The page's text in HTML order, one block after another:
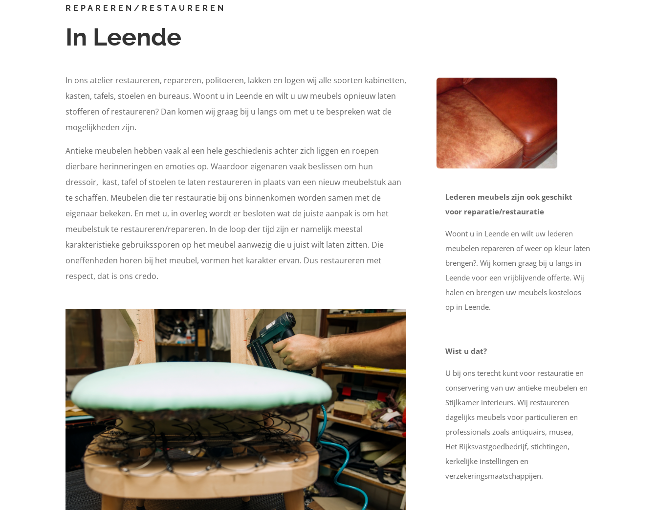
REPAREREN/RESTAUREREN
In Leende
In ons atelier restaureren, repareren, politoeren, lakken en logen wij alle soorten kabinetten,
kasten, tafels, stoelen en bureaus. Woont u in Leende en wilt u uw meubels opnieuw laten
stofferen of restaureren? Dan komen wij graag bij u langs om met u te bespreken wat de
mogelijkheden zijn.
Antieke meubelen hebben vaak al een hele geschiedenis achter zich liggen en roepen
dierbare herinneringen en emoties op. Waardoor eigenaren vaak beslissen om hun
dressoir, kast, tafel of stoelen te laten restaureren in plaats van een nieuw meubelstuk aan
te schaffen. Meubelen die ter restauratie bij ons binnenkomen worden samen met de
eigenaar bekeken. En met u, in overleg wordt er besloten wat de juiste aanpak is om het
meubelstuk te restaureren/repareren. In de loop der tijd zijn er namelijk meestal
karakteristieke gebruikssporen op het meubel aanwezig die u juist wilt laten zitten. Die
oneffenheden horen bij het meubel, vormen het karakter ervan. Dus restaureren met
respect, dat is ons credo.
Lederen meubels zijn ook geschikt
voor reparatie/restauratie
Woont u in Leende en wilt uw lederen
meubelen repareren of weer op kleur laten
brengen?. Wij komen graag bij u langs in
Leende voor een vrijblijvende offerte. Wij
halen en brengen uw meubels kosteloos
op in Leende.
Wist u dat?
U bij ons terecht kunt voor restauratie en
conservering van uw antieke meubelen en
Stijlkamer interieurs. Wij restaureren
dagelijks meubels voor particulieren en
professionals zoals antiquairs, musea,
Het Rijksvastgoedbedrijf, stichtingen,
kerkelijke instellingen en
verzekeringsmaatschappijen.